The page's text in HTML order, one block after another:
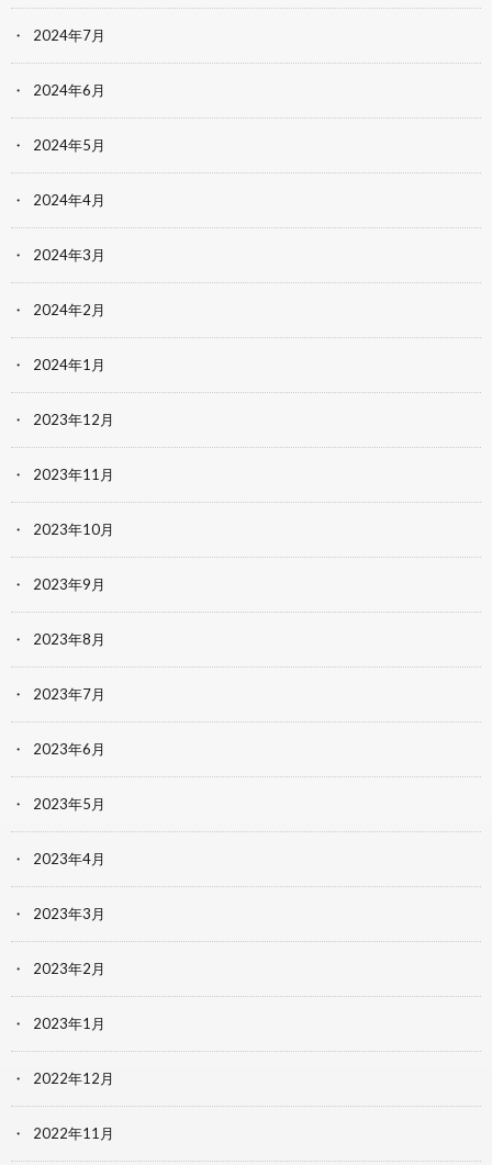
2024年7月
2024年6月
2024年5月
2024年4月
2024年3月
2024年2月
2024年1月
2023年12月
2023年11月
2023年10月
2023年9月
2023年8月
2023年7月
2023年6月
2023年5月
2023年4月
2023年3月
2023年2月
2023年1月
2022年12月
2022年11月